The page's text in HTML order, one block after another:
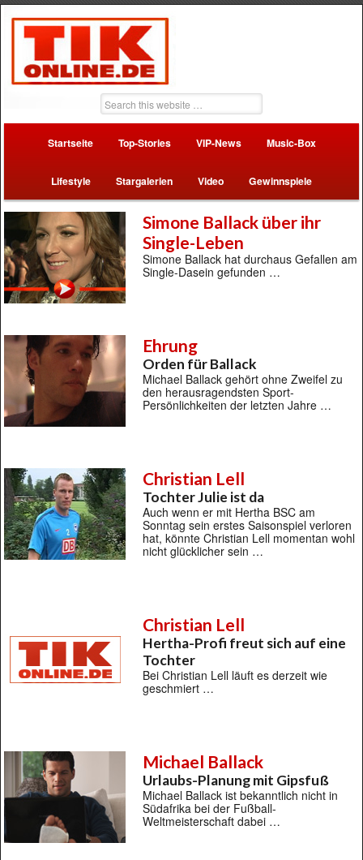
Startseite Top-Stories VIP-News Music-Box
Lifestyle Stargalerien Video Gewinnspiele
Simone Ballack über ihr
Single-Leben
Simone Ballack hat durchaus Gefallen am
Single-Dasein gefunden …
Ehrung
Orden für Ballack
Michael Ballack gehört ohne Zweifel zu
den herausragendsten Sport-
Persönlichkeiten der letzten Jahre …
Christian Lell
Tochter Julie ist da
Auch wenn er mit Hertha BSC am
Sonntag sein erstes Saisonspiel verloren
hat, könnte Christian Lell momentan wohl
nicht glücklicher sein …
Christian Lell
Hertha-Profi freut sich auf eine
Tochter
Bei Christian Lell läuft es derzeit wie
geschmiert …
Michael Ballack
Urlaubs-Planung mit Gipsfuß
Michael Ballack ist bekanntlich nicht in
Südafrika bei der Fußball-
Weltmeisterschaft dabei …